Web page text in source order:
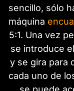
sencillo, sólo
máquina
5:1. Una vez
se introduce
y se gira para
cada uno de